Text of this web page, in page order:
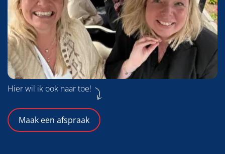
Hier wil ik ook naar toe!
Maak een afspraak